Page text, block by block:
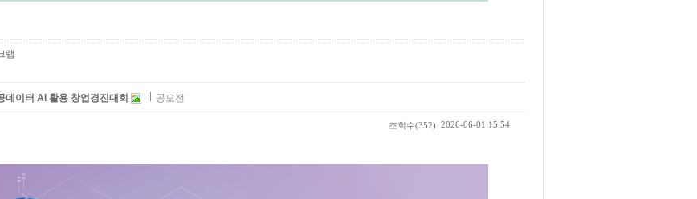
랩
데이터 AI 활용 창업경진대회 공모전
조회수(352) 2026-06-01 15:54